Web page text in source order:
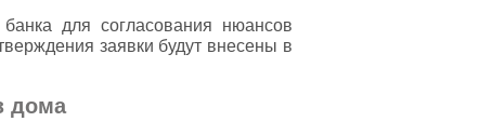
для согласования нюансов
заявки будут внесены в
дома